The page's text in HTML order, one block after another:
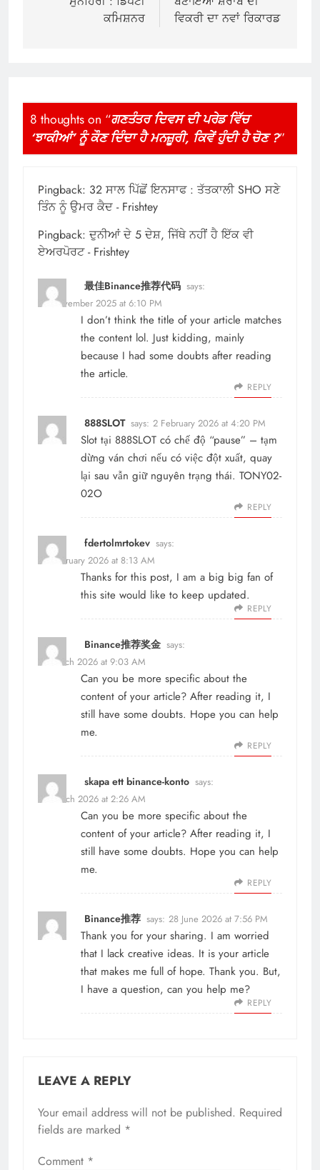
ਕਮਿਸ਼ਨਰ
ਵਿਕਰੀ ਦਾ ਨਵਾਂ ਰਿਕਾਰਡ
8 thoughts on “ਗਣਤੰਤਰ ਦਿਵਸ ਦੀ ਪਰੇਡ ਵਿੱਚ
‘ਝਾਕੀਆਂ’ ਨੂੰ ਕੌਣ ਦਿੰਦਾ ਹੈ ਮਨਜ਼ੂਰੀ, ਕਿਵੇਂ ਹੁੰਦੀ ਹੈ ਚੋਣ ?”
Pingback: 32 ਸਾਲ ਪਿੱਛੋਂ ਇਨਸਾਫ : ਤੱਤਕਾਲੀ SHO ਸਣੇ
ਤਿੰਨ ਨੂੰ ਉਮਰ ਕੈਦ - Frishtey
Pingback: ਦੁਨੀਆਂ ਦੇ 5 ਦੇਸ਼, ਜਿੱਥੇ ਨਹੀਂ ਹੈ ਇੱਕ ਵੀ
ਏਅਰਪੋਰਟ - Frishtey
最佳Binance推荐代码 says:
30 November 2025 at 6:10 PM
I don’t think the title of your article matches
the content lol. Just kidding, mainly
because I had some doubts after reading
the article.
REPLY
888SLOT says: 2 February 2026 at 4:20 PM
Slot tại 888SLOT có chế độ “pause” – tạm
dừng ván chơi nếu có việc đột xuất, quay
lại sau vẫn giữ nguyên trạng thái. TONY02-
02O
REPLY
fdertolmrtokev says:
10 February 2026 at 8:13 AM
Thanks for this post, I am a big big fan of
this site would like to keep updated.
REPLY
Binance推荐奖金 says:
13 March 2026 at 9:03 AM
Can you be more specific about the
content of your article? After reading it, I
still have some doubts. Hope you can help
me.
REPLY
skapa ett binance-konto says:
25 March 2026 at 2:26 AM
Can you be more specific about the
content of your article? After reading it, I
still have some doubts. Hope you can help
me.
REPLY
Binance推荐 says: 28 June 2026 at 7:56 PM
Thank you for your sharing. I am worried
that I lack creative ideas. It is your article
that makes me full of hope. Thank you. But,
I have a question, can you help me?
REPLY
LEAVE A REPLY
Your email address will not be published. Required
fields are marked *
Comment *